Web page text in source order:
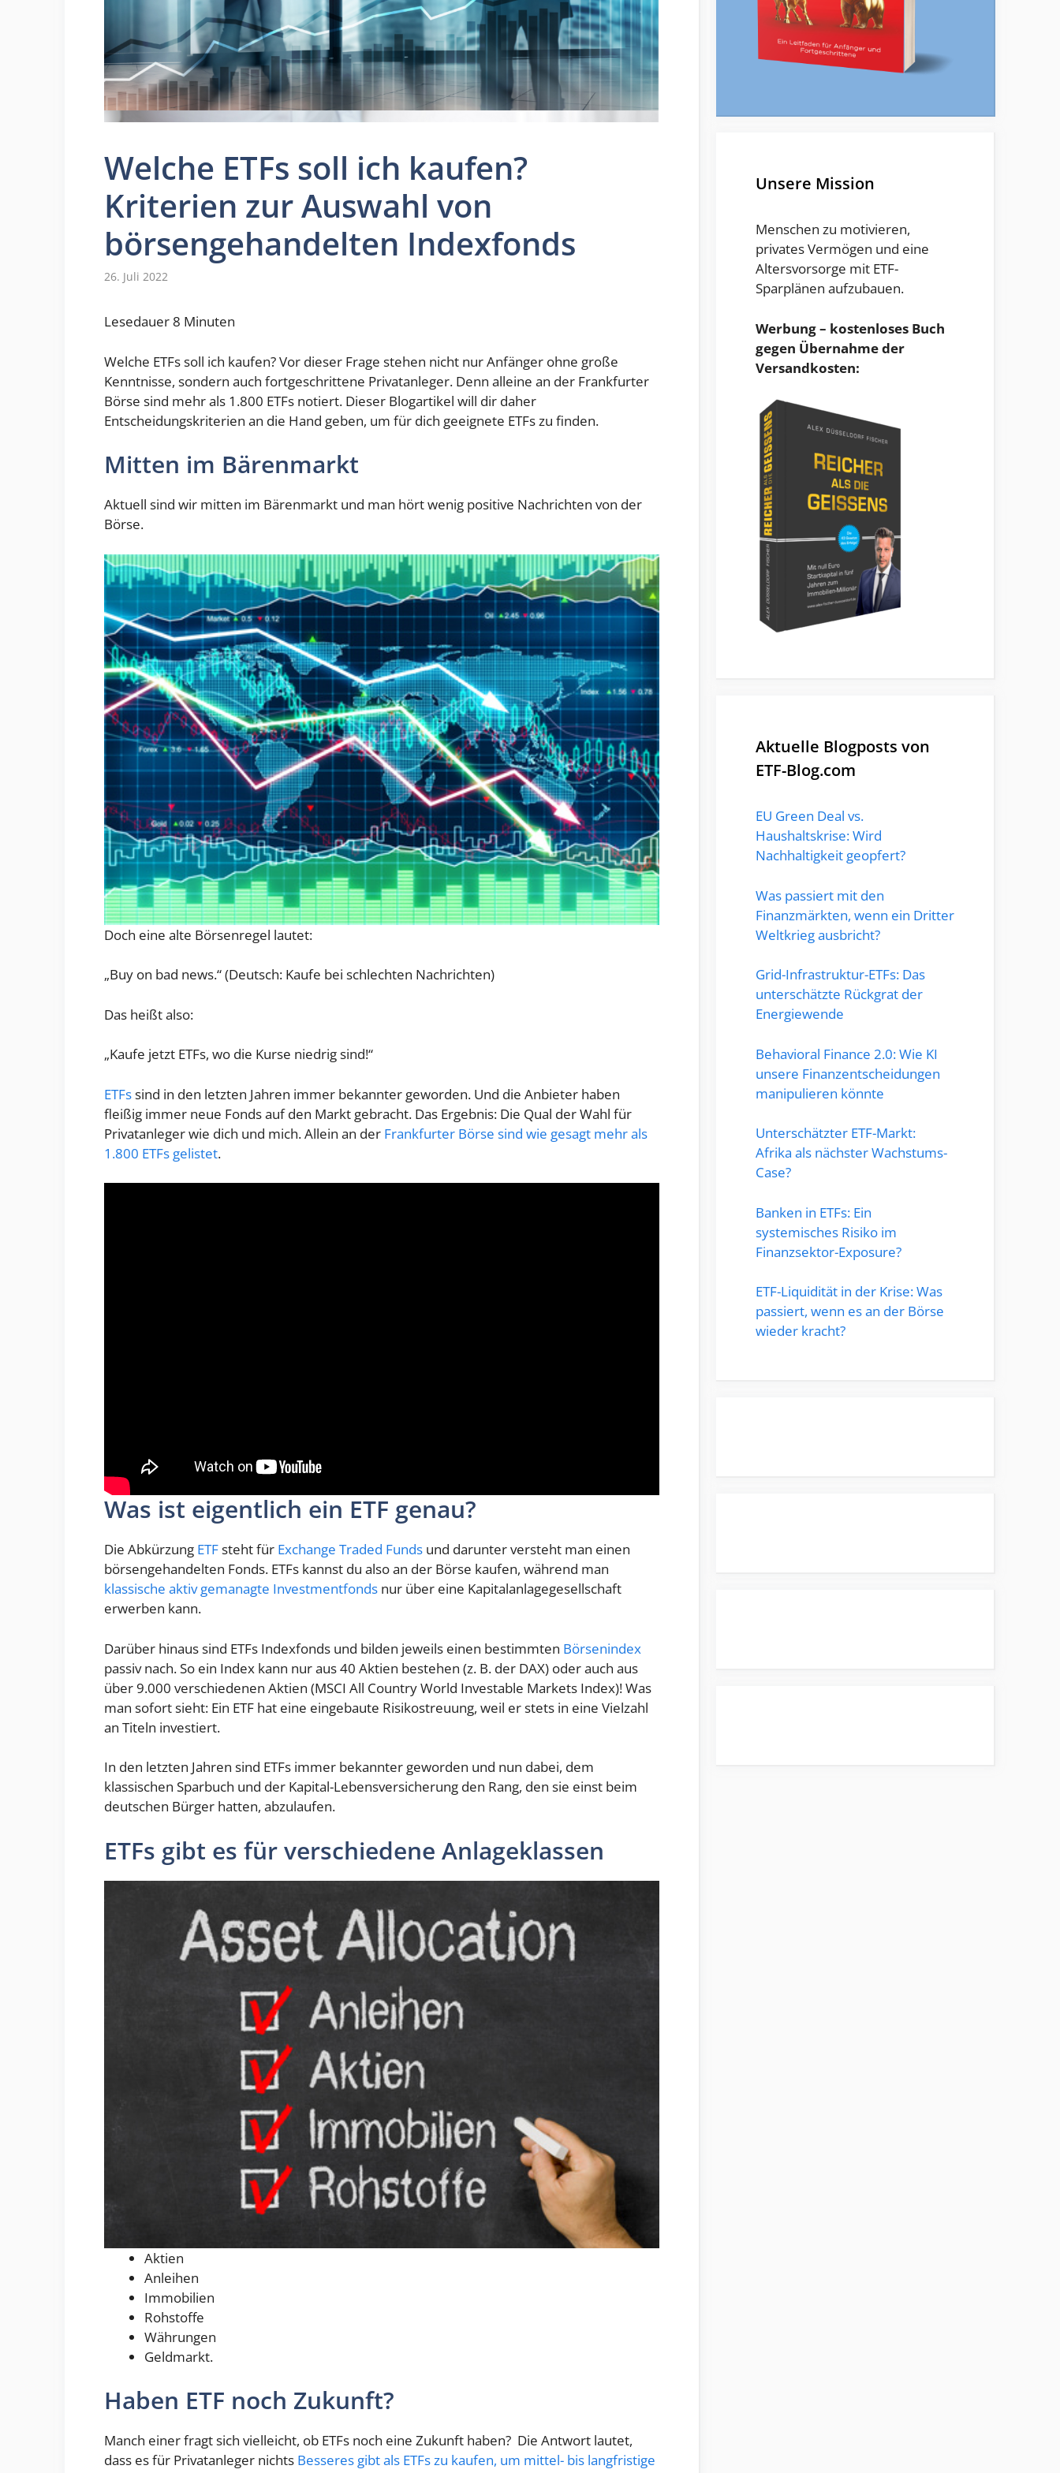
Welche ETFs soll ich kaufen?
Kriterien zur Auswahl von
börsengehandelten Indexfonds
26. Juli 2022
Lesedauer 8 Minuten
Welche ETFs soll ich kaufen? Vor dieser Frage stehen nicht nur Anfänger ohne große
Kenntnisse, sondern auch fortgeschrittene Privatanleger. Denn alleine an der Frankfurter
Börse sind mehr als 1.800 ETFs notiert. Dieser Blogartikel will dir daher
Entscheidungskriterien an die Hand geben, um für dich geeignete ETFs zu finden.
Mitten im Bärenmarkt
Aktuell sind wir mitten im Bärenmarkt und man hört wenig positive Nachrichten von der
Börse.
Doch eine alte Börsenregel lautet:
„Buy on bad news.“ (Deutsch: Kaufe bei schlechten Nachrichten)
Das heißt also:
„Kaufe jetzt ETFs, wo die Kurse niedrig sind!“
ETFssind in den letzten Jahren immer bekannter geworden. Und die Anbieter haben
fleißig immer neue Fonds auf den Markt gebracht. Das Ergebnis: Die Qual der Wahl für
Privatanleger wie dich und mich. Allein an der Frankfurter Börse sind wie gesagt mehr als
1.800 ETFs gelistet.
Was ist eigentlich ein ETF genau?
Die Abkürzung ETFsteht für Exchange Traded Funds und darunter versteht man einen
börsengehandelten Fonds. ETFs kannst du also an der Börse kaufen, während man
klassische aktiv gemanagte Investmentfonds nur über eine Kapitalanlagegesellschaft
erwerben kann.
Darüber hinaus sind ETFs Indexfonds und bilden jeweils einen bestimmten Börsenindex
passiv nach. So ein Index kann nur aus 40 Aktien bestehen (z. B. der DAX) oder auch aus
über 9.000 verschiedenen Aktien (MSCI All Country World Investable Markets Index)! Was
man sofort sieht: Ein ETF hat eine eingebaute Risikostreuung, weil er stets in eine Vielzahl
an Titeln investiert.
In den letzten Jahren sind ETFs immer bekannter geworden und nun dabei, dem
klassischen Sparbuch und der Kapital-Lebensversicherung den Rang, den sie einst beim
deutschen Bürger hatten, abzulaufen.
ETFs gibt es für verschiedene Anlageklassen
Aktien
Anleihen
Immobilien
Rohstoffe
Währungen
Geldmarkt.
Haben ETF noch Zukunft?
Manch einer fragt sich vielleicht, ob ETFs noch eine Zukunft haben? Die Antwort lautet,
dass es für Privatanleger nichts Besseres gibt als ETFs zu kaufen, um mittel- bis langfristige
Unsere Mission
Menschen zu motivieren,
privates Vermögen und eine
Altersvorsorge mit ETF-
Sparplänen aufzubauen.
Werbung – kostenloses Buch
gegen Übernahme der
Versandkosten:
Aktuelle Blogposts von
ETF-Blog.com
EU Green Deal vs.
Haushaltskrise: Wird
Nachhaltigkeit geopfert?
Was passiert mit den
Finanzmärkten, wenn ein Dritter
Weltkrieg ausbricht?
Grid-Infrastruktur-ETFs: Das
unterschätzte Rückgrat der
Energiewende
Behavioral Finance 2.0: Wie KI
unsere Finanzentscheidungen
manipulieren könnte
Unterschätzter ETF-Markt:
Afrika als nächster Wachstums-
Case?
Banken in ETFs: Ein
systemisches Risiko im
Finanzsektor-Exposure?
ETF-Liquidität in der Krise: Was
passiert, wenn es an der Börse
wieder kracht?